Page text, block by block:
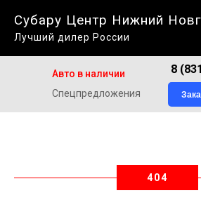
Субару Центр Нижний
Лучший дилер России
Авто в наличии
Спецпредложения
8
404